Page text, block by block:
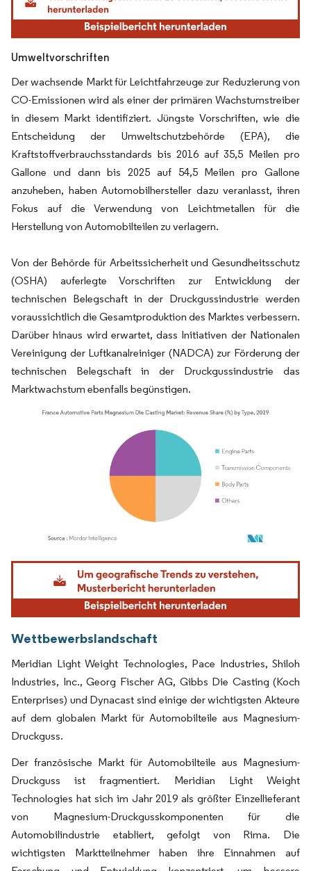
Umweltvorschriften
Der wachsende Markt für Leichtfahrzeuge zur Reduzierung von
CO-Emissionen wird als einer der primären Wachstumstreiber
in diesem Markt identifiziert. Jüngste Vorschriften, wie die
Entscheidung der Umweltschutzbehörde (EPA), die
Kraftstoffverbrauchsstandards bis 2016 auf 35,5 Meilen pro
Gallone und dann bis 2025 auf 54,5 Meilen pro Gallone
anzuheben, haben Automobilhersteller dazu veranlasst, ihren
Fokus auf die Verwendung von Leichtmetallen für die
Herstellung von Automobilteilen zu verlagern.
Von der Behörde für Arbeitssicherheit und Gesundheitsschutz
(OSHA) auferlegte Vorschriften zur Entwicklung der
technischen Belegschaft in der Druckgussindustrie werden
voraussichtlich die Gesamtproduktion des Marktes verbessern.
Darüber hinaus wird erwartet, dass Initiativen der Nationalen
Vereinigung der Luftkanalreiniger (NADCA) zur Förderung der
technischen Belegschaft in der Druckgussindustrie das
Marktwachstum ebenfalls begünstigen.
Bild © Mordor Intelligence. Wiederverwendung erfordert Namensnennung gemäß
Wettbewerbslandschaft
Meridian Light Weight Technologies, Pace Industries, Shiloh
Industries, Inc., Georg Fischer AG, Gibbs Die Casting (Koch
Enterprises) und Dynacast sind einige der wichtigsten Akteure
auf dem globalen Markt für Automobilteile aus Magnesium-
Druckguss.
Der französische Markt für Automobilteile aus Magnesium-
Druckguss ist fragmentiert. Meridian Light Weight
Technologies hat sich im Jahr 2019 als größter Einzellieferant
von Magnesium-Druckgusskomponenten für die
Automobilindustrie etabliert, gefolgt von Rima. Die
wichtigsten Marktteilnehmer haben ihre Einnahmen auf